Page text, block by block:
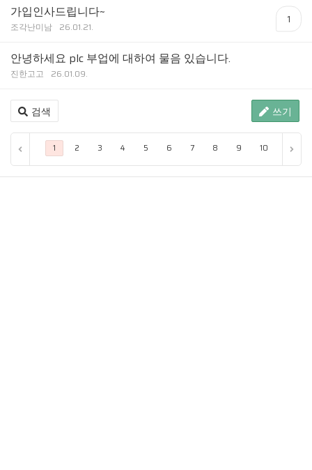
가입인사드립니다~
조각난미남 26.01.21.
1
안녕하세요 plc 부업에 대하여 물음 있습니다.
진한고고 26.01.09.
검색 쓰기
1 2 3 4 5 6 7 8 9 10 끝